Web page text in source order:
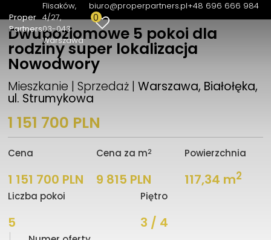
Proper
Partners
Flisaków,
4/27
03-043
Warszawa
biuro@properpartners.pl+48 696 666 984
0
Dwupoziomowe 5 pokoi dla
rodziny super lokalizacja
Nowodwory
Mieszkanie | Sprzedaż |Warszawa, Białołęka,
ul. Strumykowa
1 151 700 PLN
Cena
1 151 700 PLN
Cena za m2
9 815 PLN
Powierzchnia
117,34 m2
Liczba pokoi
5
Piętro
3 / 4